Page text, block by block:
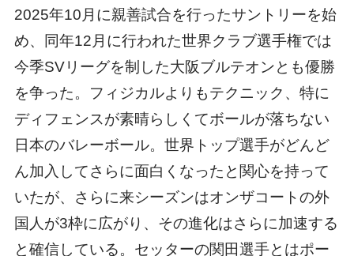
2025年10月に親善試合を行ったサントリーを始
め、同年12月に行われた世界クラブ選手権では
今季SVリーグを制した大阪ブルテオンとも優勝
を争った。フィジカルよりもテクニック、特に
ディフェンスが素晴らしくてボールが落ちない
日本のバレーボール。世界トップ選手がどんど
ん加入してさらに面白くなったと関心を持って
いたが、さらに来シーズンはオンザコートの外
国人が3枠に広がり、その進化はさらに加速する
と確信している。セッターの関田選手とはポー